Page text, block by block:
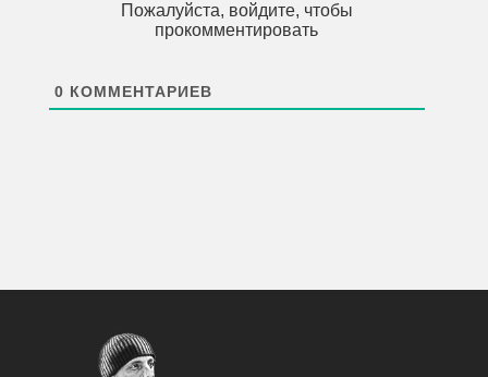
Пожалуйста, войдите, чтобы
прокомментировать
0 КОММЕНТАРИЕВ